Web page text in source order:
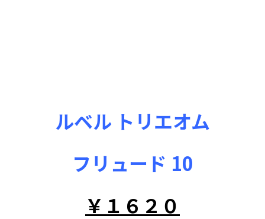
ルベル トリエオム
フリュード 10
￥１６２０